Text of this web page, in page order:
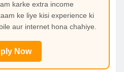
karke extra income
ke liye kisi experience ki
aur internet hona chahiye.
Now